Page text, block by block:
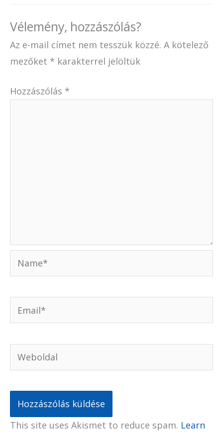
Vélemény, hozzászólás?
Az e-mail címet nem tesszük közzé. A kötelező
mezőket * karakterrel jelöltük
Hozzászólás *
Name*
Email*
Weboldal
This site uses Akismet to reduce spam. Learn